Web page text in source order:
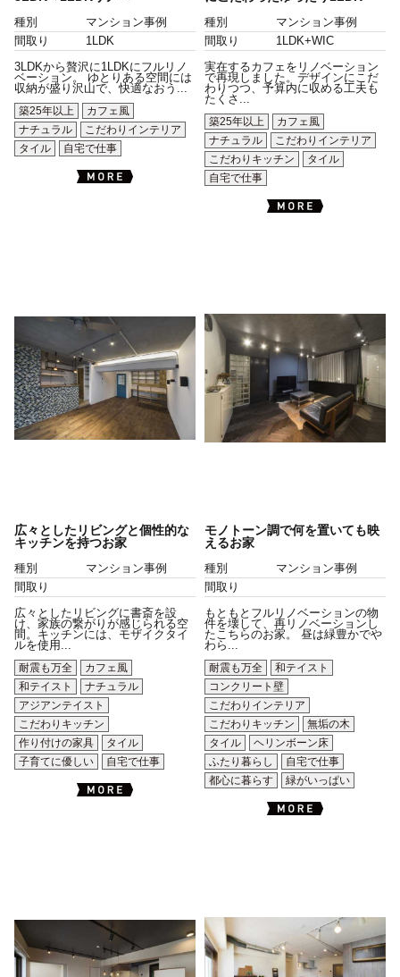
種別
マンション事例
間取り
1LDK
3LDKから贅沢に1LDKにフルリノ
ベーション。 ゆとりある空間には
収納が盛り沢山で、快適なおう...
築25年以上
カフェ風
ナチュラル
こだわりインテリア
タイル
自宅で仕事
種別
マンション事例
間取り
1LDK+WIC
実在するカフェをリノベーション
で再現しました。デザインにこだ
わりつつ、予算内に収める工夫も
たくさ...
築25年以上
カフェ風
ナチュラル
こだわりインテリア
こだわりキッチン
タイル
自宅で仕事
広々としたリビングと個性的な
キッチンを持つお家
種別
マンション事例
間取り
広々としたリビングに書斎を設
け、家族の繋がりが感じられる空
間。キッチンには、モザイクタイ
ルを使用...
耐震も万全
カフェ風
和テイスト
ナチュラル
アジアンテイスト
こだわりキッチン
作り付けの家具
タイル
子育てに優しい
自宅で仕事
モノトーン調で何を置いても映
えるお家
種別
マンション事例
間取り
もともとフルリノベーションの物
件を壊して、再リノベーションし
たこちらのお家。 昼は緑豊かでや
わら...
耐震も万全
和テイスト
コンクリート壁
こだわりインテリア
こだわりキッチン
無垢の木
タイル
ヘリンボーン床
ふたり暮らし
自宅で仕事
都心に暮らす
緑がいっぱい